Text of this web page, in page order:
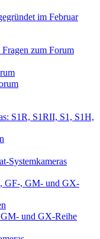
im Februar
zum Forum
S1R, S1RII, S1, S1H,
Systemkameras
GF-, GM- und GX-
und GX-Reihe